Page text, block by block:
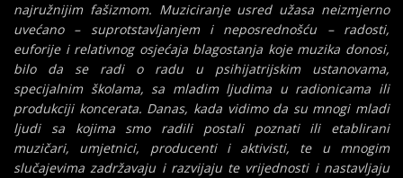
najružnijim fašizmom. Muziciranje usred užasa neizmjerno
uvećano – suprotstavljanjem i neposrednošću – radosti,
euforije i relativnog osjećaja blagostanja koje muzika donosi,
bilo da se radi o radu u psihijatrijskim ustanovama,
specijalnim školama, sa mladim ljudima u radionicama ili
produkciji koncerata. Danas, kada vidimo da su mnogi mladi
ljudi sa kojima smo radili postali poznati ili etablirani
muzičari, umjetnici, producenti i aktivisti, te u mnogim
slučajevima zadržavaju i razvijaju te vrijednosti i nastavljaju